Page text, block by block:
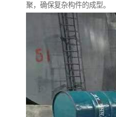
聚，确保复杂构件的成型。